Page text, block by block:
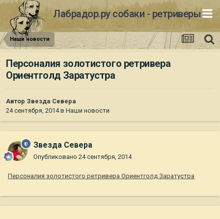
Лабрадор.ру собаки - ретриверы
Наши новости
Персоналия золотистого ретривера
Ориентголд Заратустра
Автор Звезда Севера
24 сентября, 2014в Наши новости
Звезда Севера
Опубликовано 24 сентября, 2014
Персоналия золотистого ретривера Ориентголд Заратустра